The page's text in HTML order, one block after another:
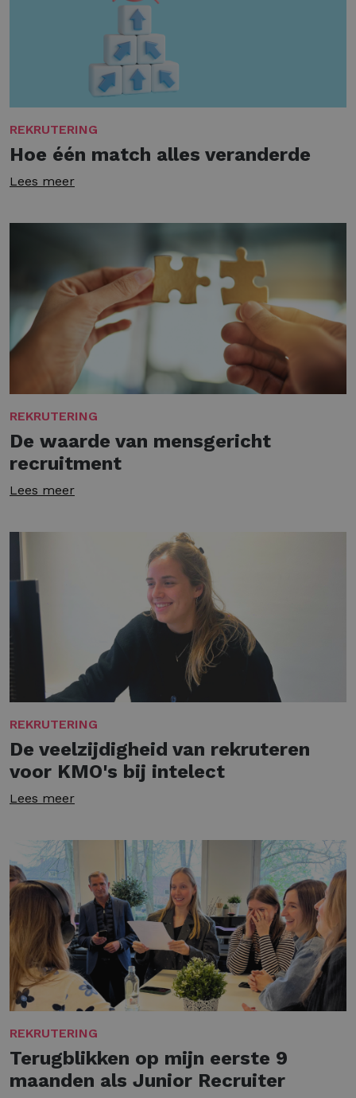
REKRUTERING
Hoe één match alles veranderde
Lees meer
REKRUTERING
De waarde van mensgericht
recruitment
Lees meer
REKRUTERING
De veelzijdigheid van rekruteren
voor KMO's bij intelect
Lees meer
REKRUTERING
Terugblikken op mijn eerste 9
maanden als Junior Recruiter